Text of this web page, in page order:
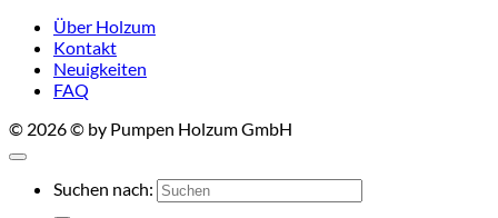
Über Holzum
Kontakt
Neuigkeiten
FAQ
© 2026 © by Pumpen Holzum GmbH
Suchen nach: